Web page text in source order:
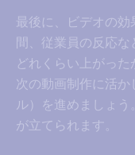
最後に、ビデオの
間、従業員の反応
どれくらい上がっ
次の動画制作に活か
ル）を進めましょ
が立てられます。